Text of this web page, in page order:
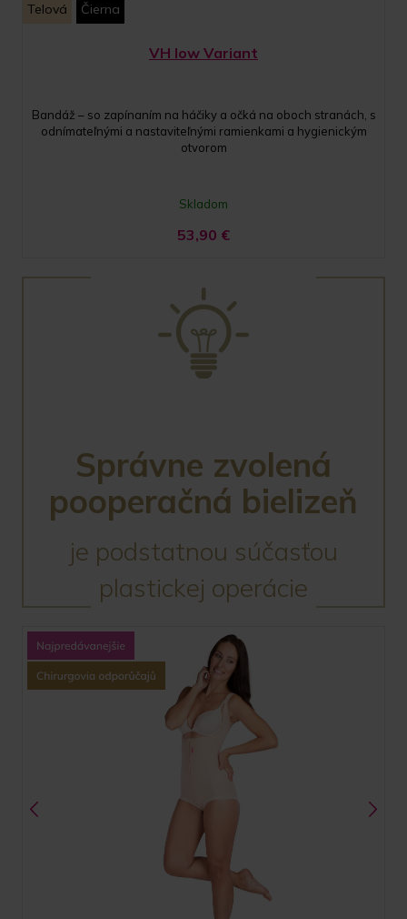
Telová Čierna
VH low Variant
Bandáž – so zapínaním na háčiky a očká na oboch stranách, s
odnímateľnými a nastaviteľnými ramienkami a hygienickým
otvorom
Skladom
53,90 €
Správne zvolená
pooperačná bielizeň
je podstatnou súčasťou
plastickej operácie